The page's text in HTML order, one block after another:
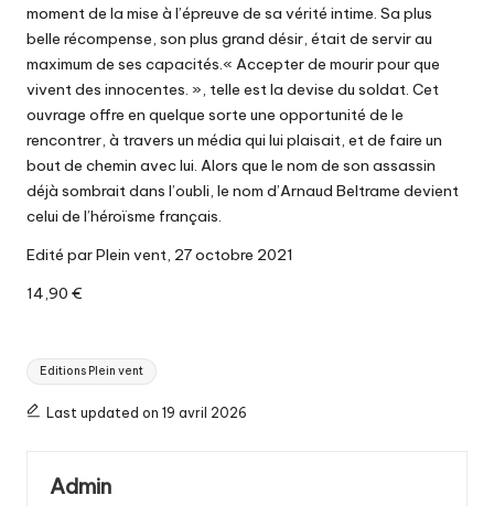
moment de la mise à l’épreuve de sa vérité intime. Sa plus
belle récompense, son plus grand désir, était de servir au
maximum de ses capacités.« Accepter de mourir pour que
vivent des innocentes. », telle est la devise du soldat. Cet
ouvrage offre en quelque sorte une opportunité de le
rencontrer, à travers un média qui lui plaisait, et de faire un
bout de chemin avec lui. Alors que le nom de son assassin
déjà sombrait dans l’oubli, le nom d’Arnaud Beltrame devient
celui de l’héroïsme français.
Edité par Plein vent, 27 octobre 2021
14,90 €
Tags:
Editions Plein vent
Last updated on 19 avril 2026
Admin